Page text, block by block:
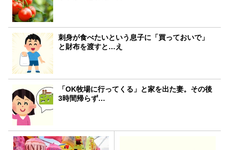
刺身が食べたいという息子に「買っておいで」
と財布を渡すと…え
「OK牧場に行ってくる」と家を出た妻。その後
3時間帰らず…